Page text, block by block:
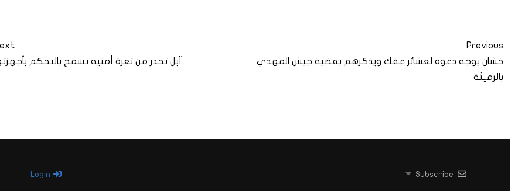
Previous
خشان يوجه دعوة لعشائر عفك ويذكرهم بقضية جيش المهدي
بالرميثة
آبل تحذر من ثغرة أمنية تسمح بالتحكم
Subscribe